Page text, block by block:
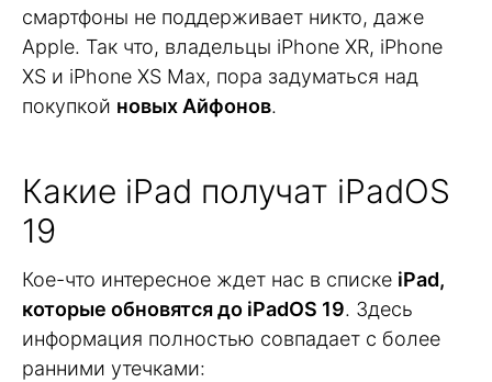
смартфоны не поддерживает никто, даже
Apple. Так что, владельцы iPhone XR, iPhone
XS и iPhone XS Max, пора задуматься над
покупкой новых Айфонов.
Какие iPad получат iPadOS
19
Кое-что интересное ждет нас в списке iPad,
которые обновятся до iPadOS 19. Здесь
информация полностью совпадает с более
ранними утечками: